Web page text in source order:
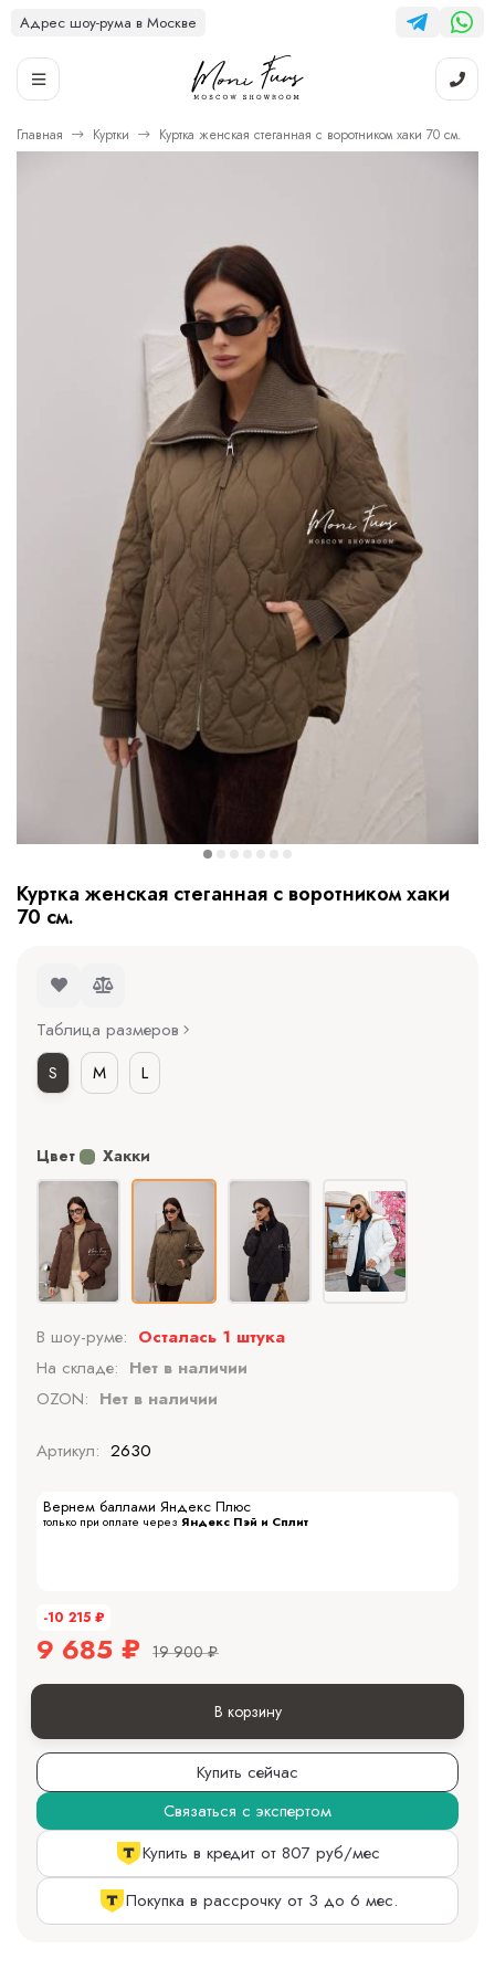
Адрес шоу-рума в Москве
Главная Куртки Куртка женская стеганная с воротником хаки 70 см.
Куртка женская стеганная с воротником хаки
70 см.
Таблица размеров
S
M L
Цвет Хакки
В шоу-руме: Осталась 1 штука
На складе: Нет в наличии
OZON: Нет в наличии
Артикул: 2630
Вернем баллами Яндекс Плюс
только при оплате через Яндекс Пэй и Сплит
-10 215 ₽
9 685 ₽ 19 900 ₽
В корзину
Купить сейчас
Связаться с экспертом
Купить в кредит от 807 руб/мес
Покупка в рассрочку от 3 до 6 мес.